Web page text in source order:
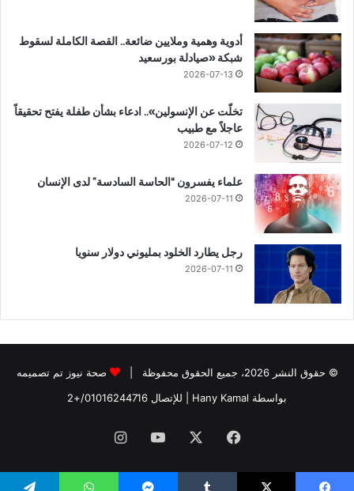
أدوية وهمية وملايين ضائعة.. القصة الكاملة لسقوط
شبكة «صيادلة بورسعيد
2026-07-13
تخلّت عن الإنسولين».. ادعاء بشأن طفلة يفتح تحقيقاً
عاجلاً مع طبيب
2026-07-12
علماء يفسرون “الحاسة السادسة” لدى الإنسان
2026-07-11
رجل يطارد الخلود بمليوني دولار سنويا
2026-07-11
© حقوق النشر 2026، جميع الحقوق محفوظة |
صحة نيوز تم تصميمه
بواسطة Hany Kamal
| للإتصال 01016244716/+2
فيسبوك ‫YouTube